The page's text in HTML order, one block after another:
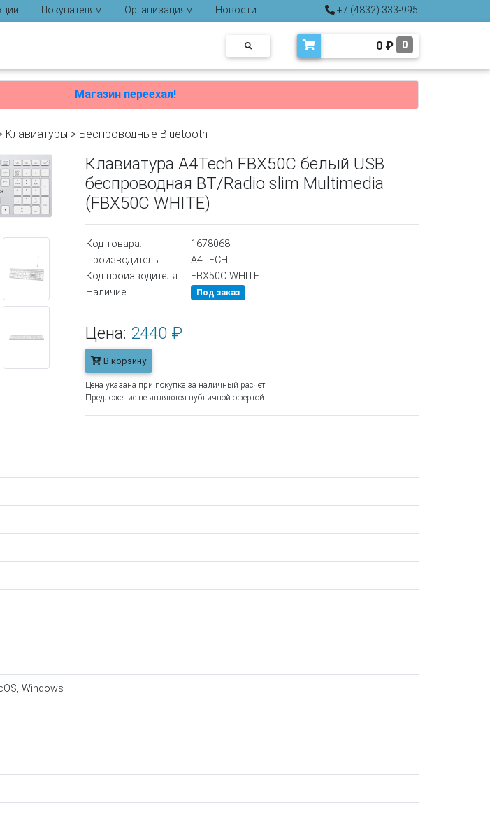
Покупателям Организациям
Новости
+7 (4832) 333-995
0 ₽ 0
Магазин переехал!
Клавиатуры > Беспроводные Bluetooth
Клавиатура A4Tech FBX50C белый USB
беспроводная BT/Radio slim Multimedia
(FBX50C WHITE)
Код товара:
1678068
Производитель:
A4TECH
Код производителя:
FBX50C WHITE
Наличие:
Под заказ
Цена: 2440 ₽
В корзину
Цена указана при покупке за наличный расчёт.
Предложение не являются публичной офертой.
Windows